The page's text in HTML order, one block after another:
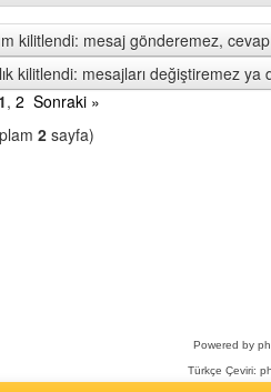
kilitlendi: mesaj gönderemez,
kilitlendi: mesajları değiştiremez ya
1, 2 Sonraki »
2 sayfa)
Powered by
Türkçe Çeviri: